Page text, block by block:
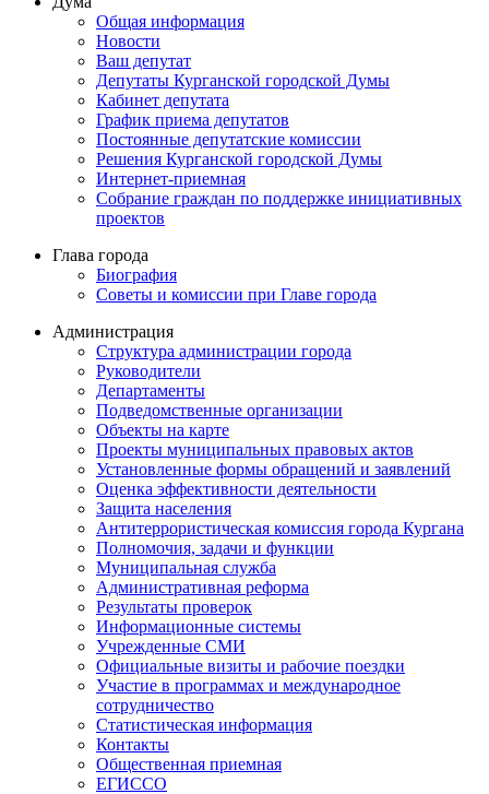
Общая информация
Новости
Ваш депутат
Депутаты Курганской городской Думы
Кабинет депутата
График приема депутатов
Постоянные депутатские комиссии
Решения Курганской городской Думы
Интернет-приемная
Собрание граждан по поддержке инициативных
проектов
Глава города
Биография
Советы и комиссии при Главе города
Администрация
Структура администрации города
Руководители
Департаменты
Подведомственные организации
Объекты на карте
Проекты муниципальных правовых актов
Установленные формы обращений и заявлений
Оценка эффективности деятельности
Защита населения
Антитеррористическая комиссия города Кургана
Полномочия, задачи и функции
Муниципальная служба
Административная реформа
Результаты проверок
Информационные системы
Учрежденные СМИ
Официальные визиты и рабочие поездки
Участие в программах и международное
сотрудничество
Статистическая информация
Контакты
Общественная приемная
ЕГИССО